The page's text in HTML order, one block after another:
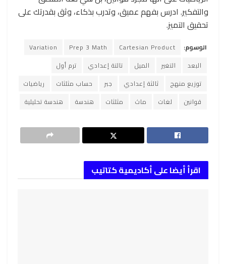
والتفكير. ادرس بفهم عميق، وتدرب بذكاء، وثق بقدرتك على
تحقيق التميز.
الوسوم: Cartesian Product
Prep 3 Math
Variation
البعد
التغير الميل تالتة إعدادي
ترم أول
توزيع منهج
ثالثة إعدادي جبر حساب مثلثات
رياضيات
قوانين
لغات ماث مثلثات هندسة هندسة تحليلية
اقرأ أيضا على أكاديمية كتاتيب